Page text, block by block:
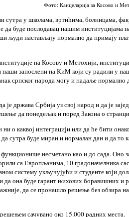
Фото: Канцеларија за Косово и
сутра у школама, вртићима, болницама,
да буде послодавац нашим институцијама
људи настављају нормално да примају
на Косову и Метохији,
наши запослени на КиМ који су радили у
српског народа могу и надаље
је држава Србија уз свој народ и да је
да понедељак и поред Закона о
ни о каквој интеграцији или да ће бити
сутра буде миран и нормалан дан и да то
несметано као и до сада. Оно
са Европљанима, 10 градоначелника
систему укључујући и студенте који
да она буде гарант њихових боравишних и
да се пронашло решење без обзира
сачувано око 15.000 радних места.